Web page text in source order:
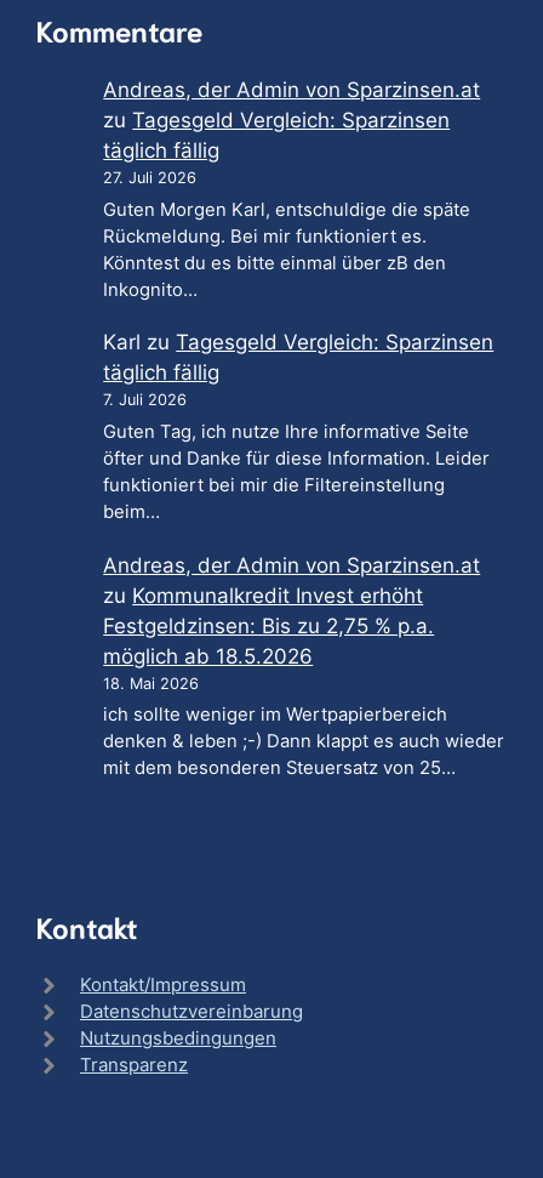
Kommentare
Andreas, der Admin von Sparzinsen.at
zuTagesgeld Vergleich: Sparzinsen
täglich fällig
27. Juli 2026
Guten Morgen Karl, entschuldige die späte
Rückmeldung. Bei mir funktioniert es.
Könntest du es bitte einmal über zB den
Inkognito…
Karl zuTagesgeld Vergleich: Sparzinsen
täglich fällig
7. Juli 2026
Guten Tag, ich nutze Ihre informative Seite
öfter und Danke für diese Information. Leider
funktioniert bei mir die Filtereinstellung
beim…
Andreas, der Admin von Sparzinsen.at
zu Kommunalkredit Invest erhöht
Festgeldzinsen: Bis zu 2,75 % p.a.
möglich ab 18.5.2026
18. Mai 2026
ich sollte weniger im Wertpapierbereich
denken & leben ;-) Dann klappt es auch wieder
mit dem besonderen Steuersatz von 25…
Kontakt
Kontakt/Impressum
Datenschutzvereinbarung
Nutzungsbedingungen
Transparenz